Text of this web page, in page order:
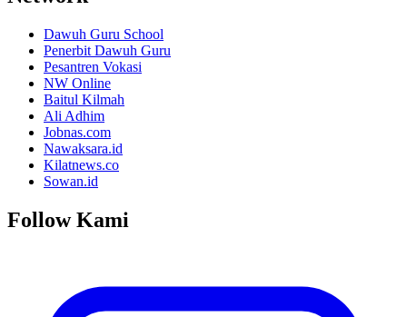
Dawuh Guru School
Penerbit Dawuh Guru
Pesantren Vokasi
NW Online
Baitul Kilmah
Ali Adhim
Jobnas.com
Nawaksara.id
Kilatnews.co
Sowan.id
Follow Kami